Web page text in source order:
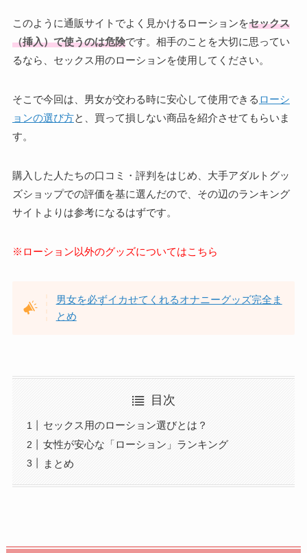
このように通販サイトでよく見かけるローションをセックス
（挿入）で使うのは危険です。相手のことを大切に思ってい
るなら、セックス用のローションを使用してください。
そこで今回は、男女が交わる時に安心して使用できる ローシ
ョンの選び方と、買って損しない商品を紹介させてもらいま
す。
購入した人たちの口コミ・評判をはじめ、大手アダルトグッ
ズショップでの評価を基に選んだので、その辺のランキング
サイトよりは参考になるはずです。
※ローション以外のグッズについてはこちら
男女を必ずイカせてくれるオナニーグッズ完全ま
とめ
目次
セックス用のローション選びとは？
女性が安心な「ローション」ランキング
まとめ